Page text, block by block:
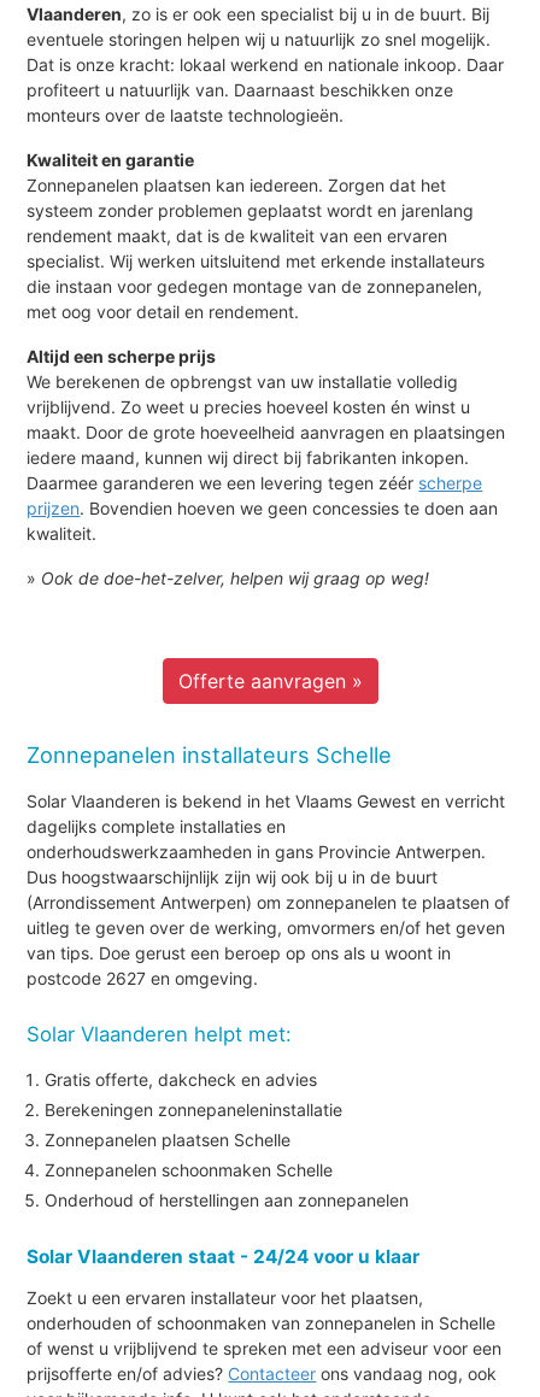
Vlaanderen, zo is er ook een specialist bij u in de buurt. Bij
eventuele storingen helpen wij u natuurlijk zo snel mogelijk.
Dat is onze kracht: lokaal werkend en nationale inkoop. Daar
profiteert u natuurlijk van. Daarnaast beschikken onze
monteurs over de laatste technologieën.
Kwaliteit en garantie
Zonnepanelen plaatsen kan iedereen. Zorgen dat het
systeem zonder problemen geplaatst wordt en jarenlang
rendement maakt, dat is de kwaliteit van een ervaren
specialist. Wij werken uitsluitend met erkende installateurs
die instaan voor gedegen montage van de zonnepanelen,
met oog voor detail en rendement.
Altijd een scherpe prijs
We berekenen de opbrengst van uw installatie volledig
vrijblijvend. Zo weet u precies hoeveel kosten én winst u
maakt. Door de grote hoeveelheid aanvragen en plaatsingen
iedere maand, kunnen wij direct bij fabrikanten inkopen.
Daarmee garanderen we een levering tegen zéér scherpe
prijzen. Bovendien hoeven we geen concessies te doen aan
kwaliteit.
» Ook de doe-het-zelver, helpen wij graag op weg!
Offerte aanvragen »
Zonnepanelen installateurs Schelle
Solar Vlaanderen is bekend in het Vlaams Gewest en verricht
dagelijks complete installaties en
onderhoudswerkzaamheden in gans Provincie Antwerpen.
Dus hoogstwaarschijnlijk zijn wij ook bij u in de buurt
(Arrondissement Antwerpen) om zonnepanelen te plaatsen of
uitleg te geven over de werking, omvormers en/of het geven
van tips. Doe gerust een beroep op ons als u woont in
postcode 2627 en omgeving.
Solar Vlaanderen helpt met:
Gratis offerte, dakcheck en advies
Berekeningen zonnepaneleninstallatie
Zonnepanelen plaatsen Schelle
Zonnepanelen schoonmaken Schelle
Onderhoud of herstellingen aan zonnepanelen
Solar Vlaanderen staat - 24/24 voor u klaar
Zoekt u een ervaren installateur voor het plaatsen,
onderhouden of schoonmaken van zonnepanelen in Schelle
of wenst u vrijblijvend te spreken met een adviseur voor een
prijsofferte en/of advies? Contacteer ons vandaag nog, ook